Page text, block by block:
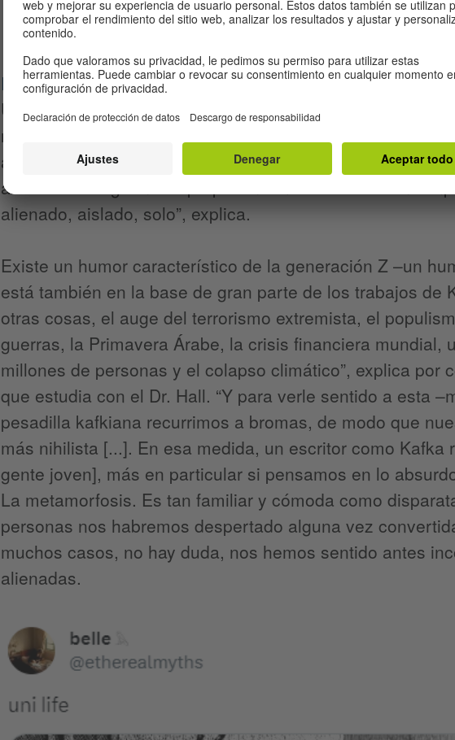
Aceptar
Dr Dan Hall
Dan Halles profesor invitado de historia y
Universidad de Warwick, y Kafka es uno de sus puntos
modo extraordinariamente accesible la impresión que
aunque quizá sí la gente joven en particular– tiene de la
autoridades siguen sus propias normas arbitrarias
alienado, aislado, solo”, explica.
Existe un humor característico de la generación Z –un
está también en la base de gran parte de los trabajos de
otras cosas, el auge del terrorismo extremista, el
guerras, la Primavera Árabe, la crisis financiera mundial,
millones de personas y el colapso climático”, explica por
que estudia con el Dr. Hall. “Y para verle sentido a esta
pesadilla kafkiana recurrimos a bromas, de modo que
más nihilista [...]. En esa medida, un escritor como Kafka
gente joven], más en particular si pensamos en lo
La metamorfosis. Es tan familiar y cómoda como
personas nos habremos despertado alguna vez
muchos casos, no hay duda, nos hemos sentido antes
alienadas.